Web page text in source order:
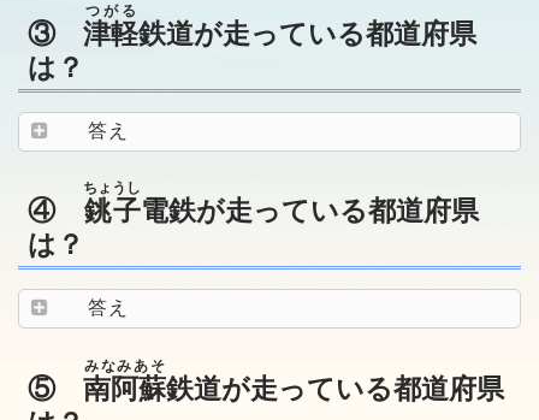
③ 津軽
つがる
鉄道が走っている都道府県
は？
答え
④ 銚子
ちょうし
電鉄が走っている都道府県
は？
答え
⑤ 南阿蘇
みなみあそ
鉄道が走っている都道府県